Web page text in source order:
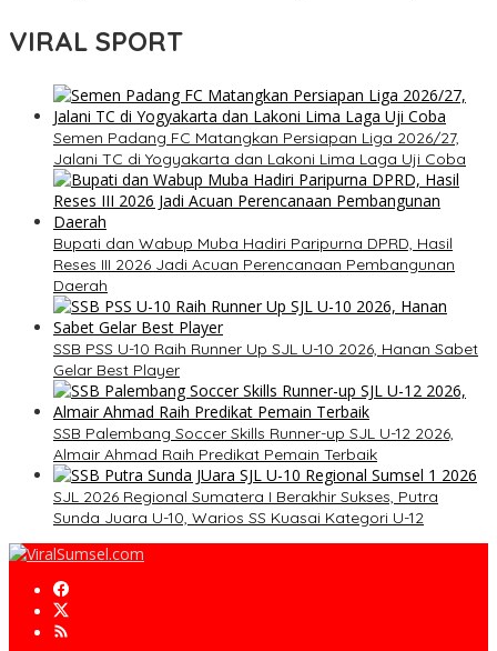
VIRAL SPORT
Semen Padang FC Matangkan Persiapan Liga 2026/27,
Jalani TC di Yogyakarta dan Lakoni Lima Laga Uji Coba
Bupati dan Wabup Muba Hadiri Paripurna DPRD, Hasil
Reses III 2026 Jadi Acuan Perencanaan Pembangunan
Daerah
SSB PSS U-10 Raih Runner Up SJL U-10 2026, Hanan Sabet
Gelar Best Player
SSB Palembang Soccer Skills Runner-up SJL U-12 2026,
Almair Ahmad Raih Predikat Pemain Terbaik
SJL 2026 Regional Sumatera I Berakhir Sukses, Putra
Sunda Juara U-10, Warios SS Kuasai Kategori U-12